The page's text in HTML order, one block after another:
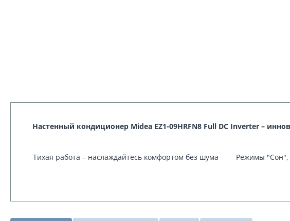
Настенный кондиционер Midea EZ1-09HRFN8 Full DC Inverter –
Тихая работа – наслаждайтесь комфортом без шума Режимы "Сон",